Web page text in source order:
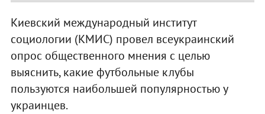
Киевский международный институт
социологии (КМИС) провел всеукраинский
опрос общественного мнения с целью
выяснить, какие футбольные клубы
пользуются наибольшей популярностью у
украинцев.